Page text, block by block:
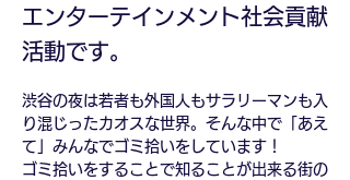
エンターテインメント社会貢献
活動です。
渋谷の夜は若者も外国人もサラリーマンも入
り混じったカオスな世界。そんな中で「あえ
て」みんなでゴミ拾いをしています！
ゴミ拾いをすることで知ることが出来る街の